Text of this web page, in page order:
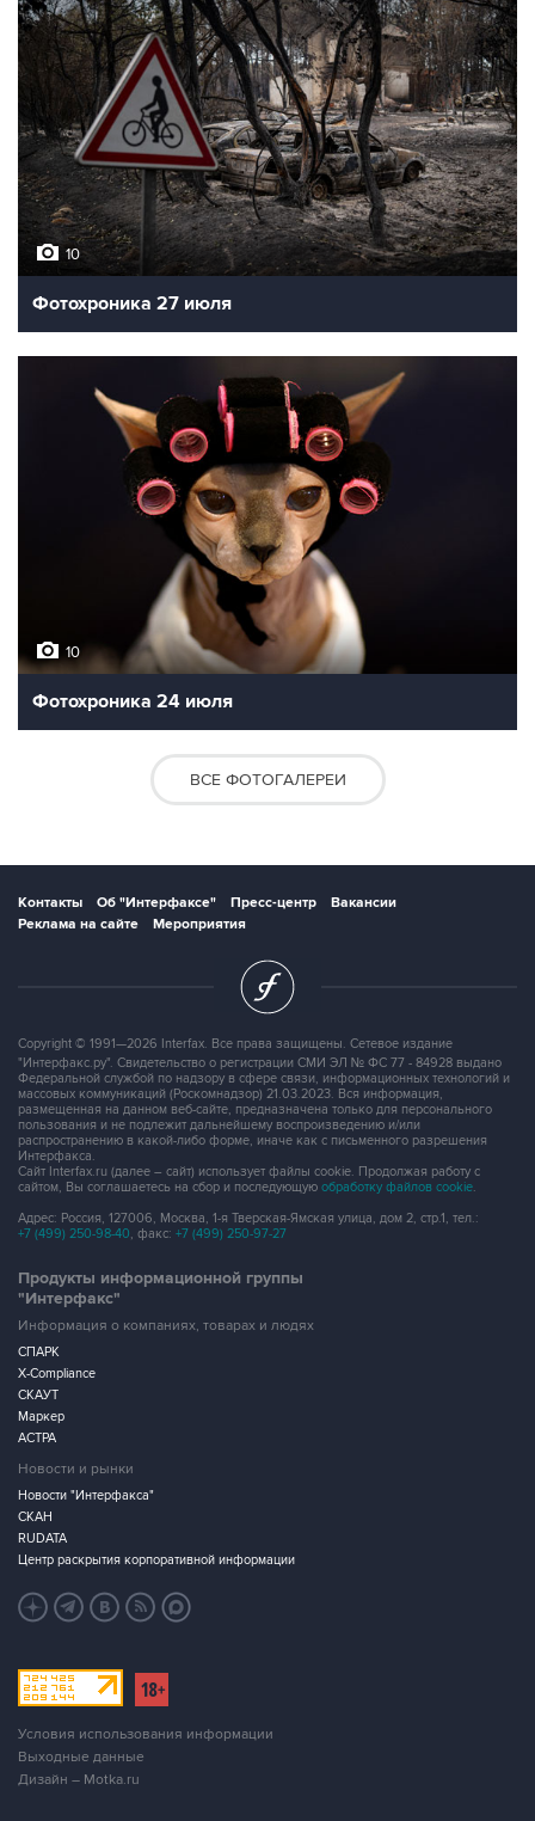
10
Фотохроника 27 июля
10
Фотохроника 24 июля
ВСЕ ФОТОГАЛЕРЕИ
Контакты Об "Интерфаксе" Пресс-центр
Вакансии
Реклама на сайте
Мероприятия
Copyright © 1991—2026 Interfax. Все права защищены. Сетевое издание
"Интерфакс.ру". Свидетельство о регистрации СМИ ЭЛ № ФС 77 - 84928 выдано
Федеральной службой по надзору в сфере связи, информационных технологий и
массовых коммуникаций (Роскомнадзор) 21.03.2023. Вся информация,
размещенная на данном веб-сайте, предназначена только для персонального
пользования и не подлежит дальнейшему воспроизведению и/или
распространению в какой-либо форме, иначе как с письменного разрешения
Интерфакса.
Сайт Interfax.ru (далее – сайт) использует файлы cookie. Продолжая работу с
сайтом, Вы соглашаетесь на сбор и последующую обработку файлов cookie.
Адрес: Россия, 127006, Москва, 1-я Тверская-Ямская улица, дом 2, стр.1, тел.:
+7 (499) 250-98-40, факс: +7 (499) 250-97-27
Продукты информационной группы
"Интерфакс"
Информация о компаниях, товарах и людях
СПАРК
X-Compliance
СКАУТ
Маркер
АСТРА
Новости и рынки
Новости "Интерфакса"
СКАН
RUDATA
Центр раскрытия корпоративной информации
Условия использования информации
Выходные данные
Дизайн – Motka.ru